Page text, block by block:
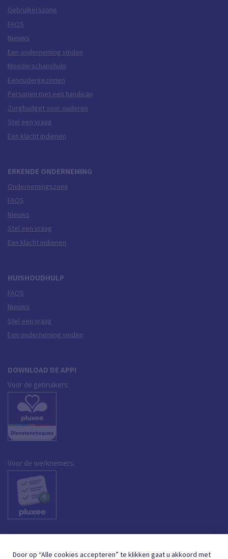
Gebruikerszone
FAQS
Nieuws
Een onderneming vinden
Moederschapshulp
Eenoudergezinnen
Personen met een handicap
Zorgbudget voor ouderen
Stel een vraag
Een klacht indienen
ERKENDE ONDERNEMING
Ondernemingszone
FAQS
Nieuws
Stel een vraag
Een klacht indienen
HUISHOUDHULP
FAQS
Nieuws
Stel een vraag
Een onderneming vinden
DOWNLOAD DE APP!
Voor de gebruikers:
Voor de werknemers:
Door op “Alle cookies accepteren” te klikken gaat u akkoord met